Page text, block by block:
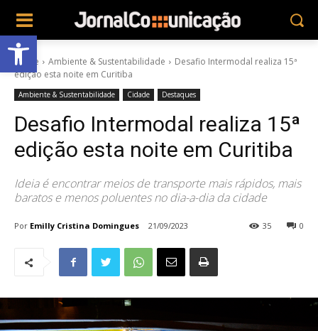
Abrir a barra de ferramentas
Home Ambiente & Sustentabilidade
Desafio Intermodal realiza 15ª
edição esta noite em Curitiba
Ambiente & Sustentabilidade Cidade Destaques
Desafio Intermodal realiza 15ª
edição esta noite em Curitiba
Ideia é encontrar meios de transporte mais rápidos, mais
baratos e menos poluentes no dia-a-dia da cidade
Por Emilly Cristina Domingues 21/09/2023 0
35